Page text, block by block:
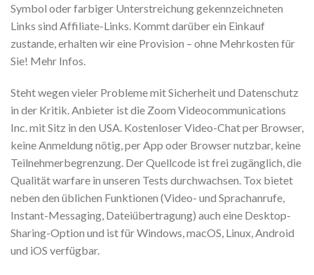
Symbol oder farbiger Unterstreichung gekennzeichneten
Links sind Affiliate-Links. Kommt darüber ein Einkauf
zustande, erhalten wir eine Provision – ohne Mehrkosten für
Sie! Mehr Infos.
Steht wegen vieler Probleme mit Sicherheit und Datenschutz
in der Kritik. Anbieter ist die Zoom Videocommunications
Inc. mit Sitz in den USA. Kostenloser Video-Chat per Browser,
keine Anmeldung nötig, per App oder Browser nutzbar, keine
Teilnehmerbegrenzung. Der Quellcode ist frei zugänglich, die
Qualität warfare in unseren Tests durchwachsen. Tox bietet
neben den üblichen Funktionen (Video- und Sprachanrufe,
Instant-Messaging, Dateiübertragung) auch eine Desktop-
Sharing-Option und ist für Windows, macOS, Linux, Android
und iOS verfügbar.